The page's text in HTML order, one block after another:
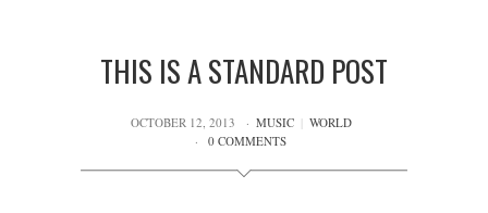
THIS IS A STANDARD POST
OCTOBER 12, 2013 MUSIC
WORLD
0 COMMENTS